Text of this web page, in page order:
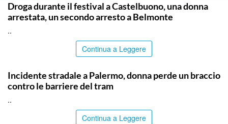
Droga durante il festival a Castelbuono, una donna
arrestata, un secondo arresto a Belmonte
..
Continua a Leggere
Incidente stradale a Palermo, donna perde un braccio
contro le barriere del tram
..
Continua a Leggere